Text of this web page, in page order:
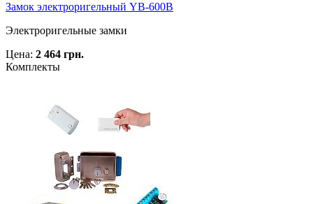
Замок электроригельный YB-600B
Электроригельные замки
Цена: 2 464 грн.
Комплекты